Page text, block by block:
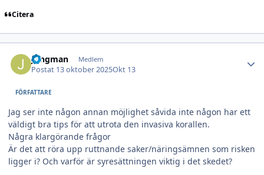
Citera
Jungman Medlem
Postat 13 oktober 2025Okt 13
FÖRFATTARE
Jag ser inte någon annan möjlighet såvida inte någon har ett
väldigt bra tips för att utrota den invasiva korallen.
Några klargörande frågor
Är det att röra upp ruttnande saker/näringsämnen som risken
ligger i? Och varför är syresättningen viktig i det skedet?